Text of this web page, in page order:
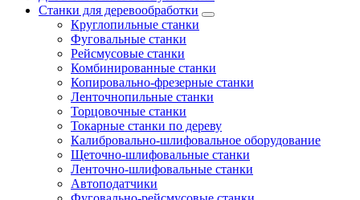
Станки для деревообработки
Круглопильные станки
Фуговальные станки
Рейсмусовые станки
Комбинированные станки
Копировально-фрезерные станки
Ленточнопильные станки
Торцовочные станки
Токарные станки по дереву
Калибровально-шлифовальное оборудование
Щеточно-шлифовальные станки
Ленточно-шлифовальные станки
Автоподатчики